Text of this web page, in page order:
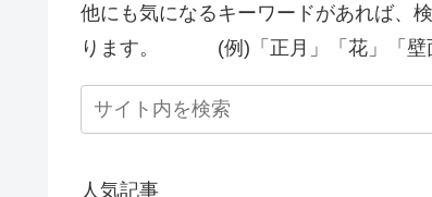
他にも気になるキーワードがあれば、
ります。 (例)「正月」「花」「壁
人気記事